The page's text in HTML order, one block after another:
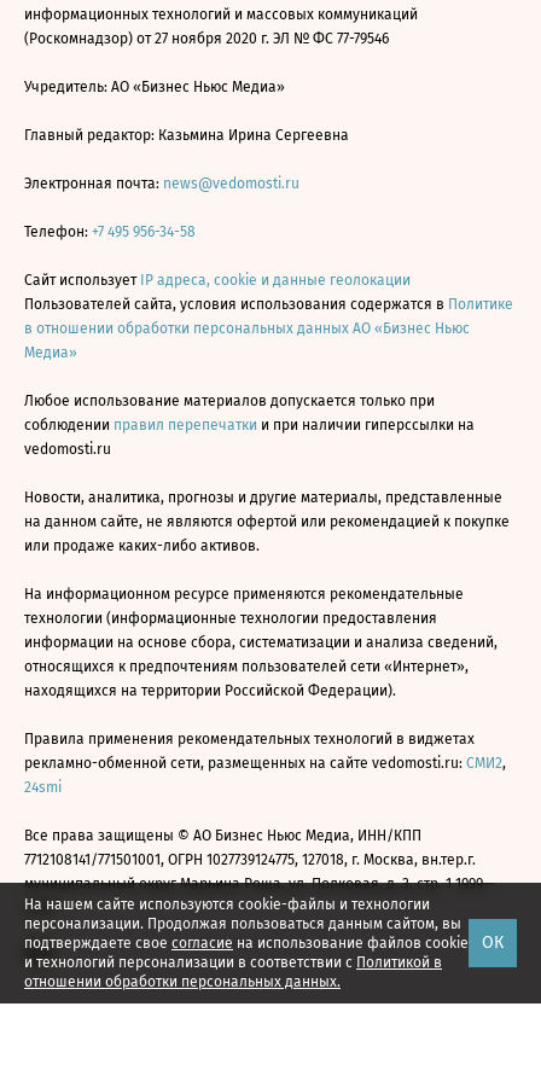
На нашем сайте используются cookie-файлы и технологии
персонализации. Продолжая пользоваться данным сайтом, вы
подтверждаете свое согласие на использование файлов cookie
и технологий персонализации в соответствии с Политикой в
отношении обработки персональных данных.
ОК
информационных технологий и массовых коммуникаций
(Роскомнадзор) от 27 ноября 2020 г. ЭЛ № ФС 77-79546
Учредитель: АО «Бизнес Ньюс Медиа»
Главный редактор: Казьмина Ирина Сергеевна
Электронная почта: news@vedomosti.ru
Телефон: +7 495 956-34-58
Сайт использует IP адреса, cookie и данные геолокации
Пользователей сайта, условия использования содержатся в Политике
в отношении обработки персональных данных АО «Бизнес Ньюс
Медиа»
Любое использование материалов допускается только при
соблюдении правил перепечатки и при наличии гиперссылки на
vedomosti.ru
Новости, аналитика, прогнозы и другие материалы, представленные
на данном сайте, не являются офертой или рекомендацией к покупке
или продаже каких-либо активов.
На информационном ресурсе применяются рекомендательные
технологии (информационные технологии предоставления
информации на основе сбора, систематизации и анализа сведений,
относящихся к предпочтениям пользователей сети «Интернет»,
находящихся на территории Российской Федерации).
Правила применения рекомендательных технологий в виджетах
рекламно-обменной сети, размещенных на сайте vedomosti.ru: СМИ2,
24smi
Все права защищены © АО Бизнес Ньюс Медиа, ИНН/КПП
7712108141/771501001, ОГРН 1027739124775, 127018, г. Москва, вн.тер.г.
муниципальный округ Марьина Роща, ул. Полковая, д. 3, стр. 1 1999—
2026